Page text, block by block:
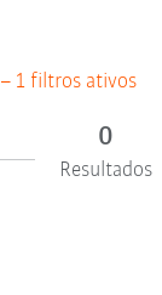
– 1 filtros ativos
0
Resultados